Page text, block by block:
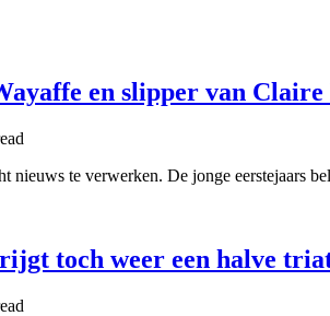
en slipper van
nieuws te verwerken. De jonge
toch weer een halve